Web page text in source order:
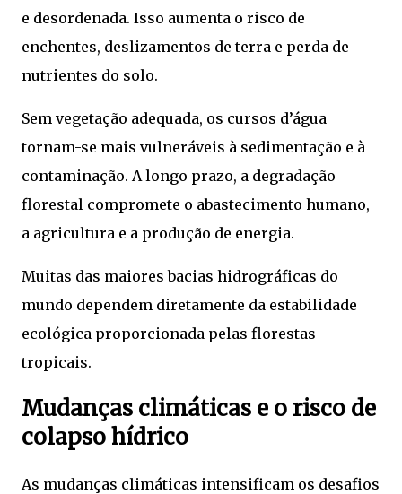
e desordenada. Isso aumenta o risco de
enchentes, deslizamentos de terra e perda de
nutrientes do solo.
Sem vegetação adequada, os cursos d’água
tornam-se mais vulneráveis à sedimentação e à
contaminação. A longo prazo, a degradação
florestal compromete o abastecimento humano,
a agricultura e a produção de energia.
Muitas das maiores bacias hidrográficas do
mundo dependem diretamente da estabilidade
ecológica proporcionada pelas florestas
tropicais.
Mudanças climáticas e o risco de
colapso hídrico
As mudanças climáticas intensificam os desafios